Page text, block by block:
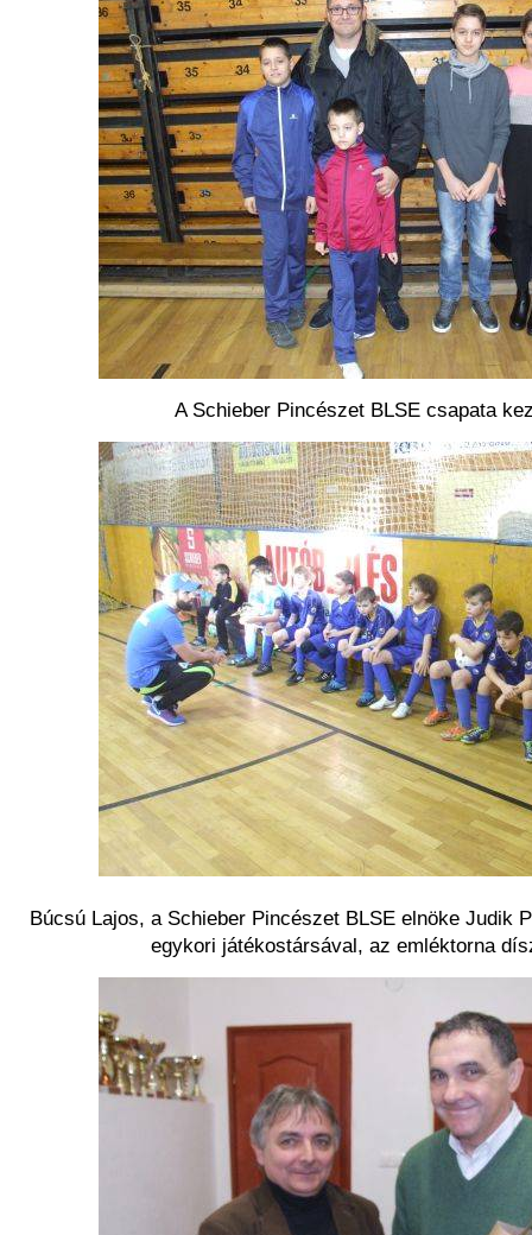
A Schieber Pincészet BLSE csapata
Búcsú Lajos, a Schieber Pincészet BLSE elnöke Judik
egykori játékostársával, az emléktorna